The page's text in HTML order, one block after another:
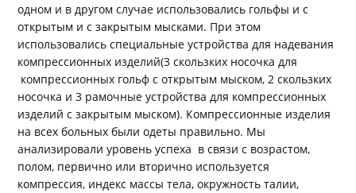
одном и в другом случае использовались гольфы и с
открытым и с закрытым мысками. При этом
использовались специальные устройства для надевания
компрессионных изделий(3 скользких носочка для
компрессионных гольф с открытым мыском, 2 скользких
носочка и 3 рамочные устройства для компрессионных
изделий с закрытым мыском). Компрессионные изделия
на всех больных были одеты правильно. Мы
анализировали уровень успеха в связи с возрастом,
полом, первично или вторично используется
компрессия, индекс массы тела, окружность талии,